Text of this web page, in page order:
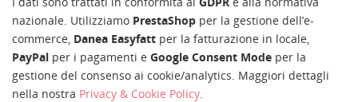
nazionale. Utilizziamo PrestaShop per la gestione dell’e-
commerce, Danea Easyfatt per la fatturazione in locale,
PayPal per i pagamenti e Google Consent Mode per la
gestione del consenso ai cookie/analytics. Maggiori dettagli
nella nostra Privacy & Cookie Policy.